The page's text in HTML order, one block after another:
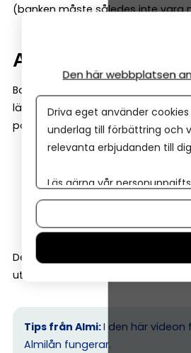
(banken måste således inte vara
Affärsidén väger
Banker tittar ofta mycket på
lägger däremot ofta lika stor vikt
potential. De tittar till exempel på:
marknad
tillväxtmöjligheter
entreprenörens erfarenhet
Det gör att Almi ofta kan
utvecklingen än vad banker gör.
Tips från Almi:I den här
Almilån fungerar.
Den här webbplatsen
Driva eget använder
underlag till förbättring och
relevanta erbjudanden till
Läs gärna vår
Om du vill ändra ditt val i